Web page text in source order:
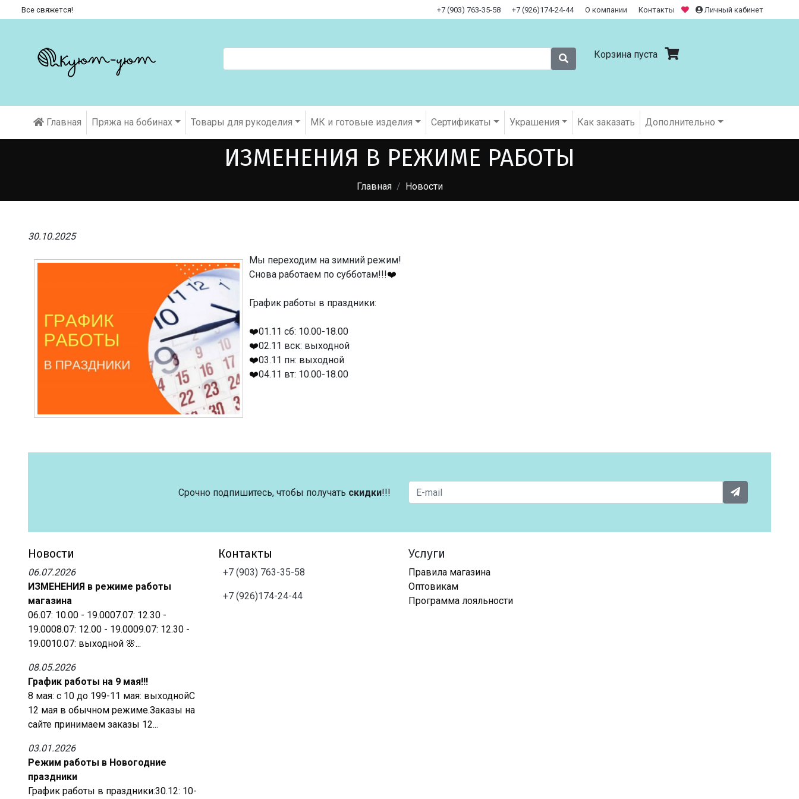
Все свяжется! +7 (903) 763-35-58 +7 (926)174-24-44 О компании Контакты Личный кабинет
Корзина пуста
Главная Пряжа на бобинах Товары для рукоделия МК и готовые изделия Cертификаты Украшения Как заказать Дополнительно
ИЗМЕНЕНИЯ В РЕЖИМЕ РАБОТЫ
Главная Новости
30.10.2025
Мы переходим на зимний режим!
Снова работаем по субботам!!!❤️
График работы в праздники:
❤️01.11 сб: 10.00-18.00
❤️02.11 вск: выходной
❤️03.11 пн: выходной
❤️04.11 вт: 10.00-18.00
Срочно подпишитесь, чтобы получать скидки!!!
Новости
06.07.2026
ИЗМЕНЕНИЯ в режиме работы
магазина
06.07: 10.00 - 19.0007.07: 12.30 -
19.0008.07: 12.00 - 19.0009.07: 12.30 -
19.0010.07: выходной 🌸...
08.05.2026
График работы на 9 мая!!!
8 мая: с 10 до 199-11 мая: выходнойС
12 мая в обычном режиме.Заказы на
сайте принимаем заказы 12...
03.01.2026
Режим работы в Новогодние
праздники
График работы в праздники:30.12: 10-
Контакты
+7 (903) 763-35-58
+7 (926)174-24-44
Услуги
Правила магазина
Оптовикам
Программа лояльности